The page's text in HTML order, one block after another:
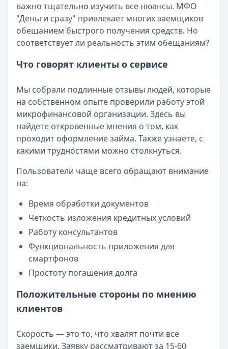
важно тщательно изучить все нюансы. МФО
"Деньги сразу" привлекает многих заемщиков
обещанием быстрого получения средств. Но
соответствует ли реальность этим обещаниям?
Что говорят клиенты о сервисе
Мы собрали подлинные отзывы людей, которые
на собственном опыте проверили работу этой
микрофинансовой организации. Здесь вы
найдете откровенные мнения о том, как
проходит оформление займа. Также узнаете, с
какими трудностями можно столкнуться.
Пользователи чаще всего обращают внимание
на:
Время обработки документов
Четкость изложения кредитных условий
Работу консультантов
Функциональность приложения для
смартфонов
Простоту погашения долга
Положительные стороны по мнению
клиентов
Скорость — это то, что хвалят почти все
заемщики. Заявку рассматривают за 15-60